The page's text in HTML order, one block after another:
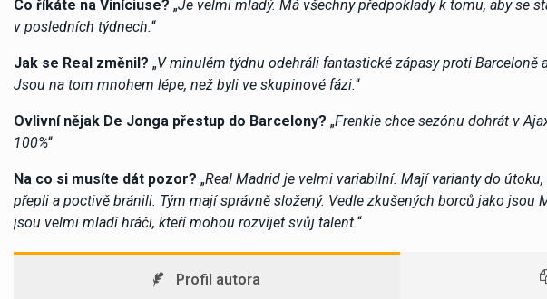
Co říkáte na Viníciuse? „Je velmi mladý. Má všechny předpoklady k tomu, aby se
v posledních týdnech.“
Jak se Real změnil? „V minulém týdnu odehráli fantastické zápasy proti Barceloně
Jsou na tom mnohem lépe, než byli ve skupinové fázi.“
Ovlivní nějak De Jonga přestup do Barcelony? „Frenkie chce sezónu dohrát v
100%“
Na co si musíte dát pozor? „Real Madrid je velmi variabilní. Mají varianty do
přepli a poctivě bránili. Tým mají správně složený. Vedle zkušených borců jako jsou
jsou velmi mladí hráči, kteří mohou rozvíjet svůj talent.“
Profil autora